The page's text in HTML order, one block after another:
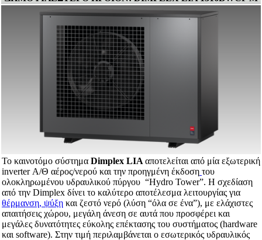
Το καινοτόμο σύστημα Dimplex LIA αποτελείται από μία εξωτερική
inverter Α/Θ αέρος/νερού και την προηγμένη έκδοση του
ολοκληρωμένου υδραυλικού πύργου “Hydro Tower”. Η σχεδίαση
από την Dimplex δίνει το καλύτερο αποτέλεσμα λειτουργίας για
θέρμανση, ψύξη και ζεστό νερό (λύση “όλα σε ένα”), με ελάχιστες
απαιτήσεις χώρου, μεγάλη άνεση σε αυτά που προσφέρει και
μεγάλες δυνατότητες εύκολης επέκτασης του συστήματος (hardware
και software). Στην τιμή περιλαμβάνεται ο εσωτερικός υδραυλικός